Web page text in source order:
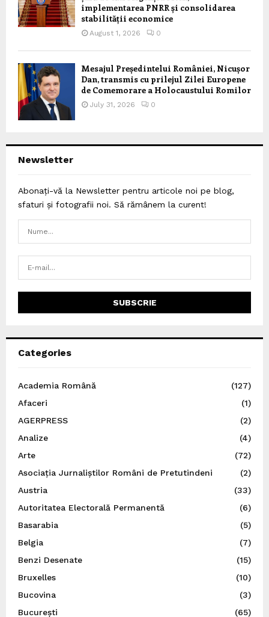
implementarea PNRR și consolidarea
stabilității economice
August 1, 2026 0
Mesajul Președintelui României, Nicușor
Dan, transmis cu prilejul Zilei Europene
de Comemorare a Holocaustului Romilor
July 31, 2026 0
Newsletter
Abonați-vă la Newsletter pentru articole noi pe blog,
sfaturi și fotografii noi. Să rămânem la curent!
Categories
Academia Română
(127)
Afaceri
(1)
AGERPRESS
(2)
Analize
(4)
Arte
(72)
Asociația Jurnaliștilor Români de Pretutindeni
(2)
Austria
(33)
Autoritatea Electorală Permanentă
(6)
Basarabia
(5)
Belgia
(7)
Benzi Desenate
(15)
Bruxelles
(10)
Bucovina
(3)
București
(65)